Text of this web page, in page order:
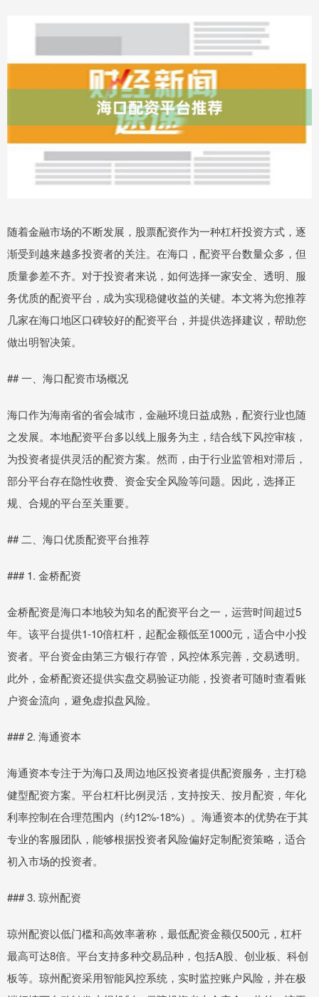
随着金融市场的不断发展，股票配资作为一种杠杆投资方式，逐
渐受到越来越多投资者的关注。在海口，配资平台数量众多，但
质量参差不齐。对于投资者来说，如何选择一家安全、透明、服
务优质的配资平台，成为实现稳健收益的关键。本文将为您推荐
几家在海口地区口碑较好的配资平台，并提供选择建议，帮助您
做出明智决策。
## 一、海口配资市场概况
海口作为海南省的省会城市，金融环境日益成熟，配资行业也随
之发展。本地配资平台多以线上服务为主，结合线下风控审核，
为投资者提供灵活的配资方案。然而，由于行业监管相对滞后，
部分平台存在隐性收费、资金安全风险等问题。因此，选择正
规、合规的平台至关重要。
## 二、海口优质配资平台推荐
### 1. 金桥配资
金桥配资是海口本地较为知名的配资平台之一，运营时间超过5
年。该平台提供1-10倍杠杆，起配金额低至1000元，适合中小投
资者。平台资金由第三方银行存管，风控体系完善，交易透明。
此外，金桥配资还提供实盘交易验证功能，投资者可随时查看账
户资金流向，避免虚拟盘风险。
### 2. 海通资本
海通资本专注于为海口及周边地区投资者提供配资服务，主打稳
健型配资方案。平台杠杆比例灵活，支持按天、按月配资，年化
利率控制在合理范围内（约12%-18%）。海通资本的优势在于其
专业的客服团队，能够根据投资者风险偏好定制配资策略，适合
初入市场的投资者。
### 3. 琼州配资
琼州配资以低门槛和高效率著称，最低配资金额仅500元，杠杆
最高可达8倍。平台支持多种交易品种，包括A股、创业板、科创
板等。琼州配资采用智能风控系统，实时监控账户风险，并在极